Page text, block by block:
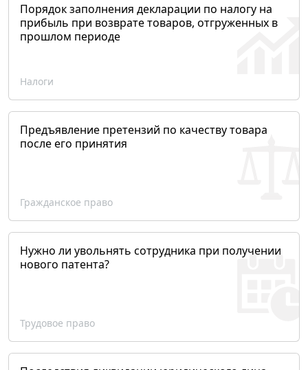
Порядок заполнения декларации по налогу на
прибыль при возврате товаров, отгруженных в
прошлом периоде
Налоги
Предъявление претензий по качеству товара
после его принятия
Гражданское право
Нужно ли увольнять сотрудника при получении
нового патента?
Трудовое право